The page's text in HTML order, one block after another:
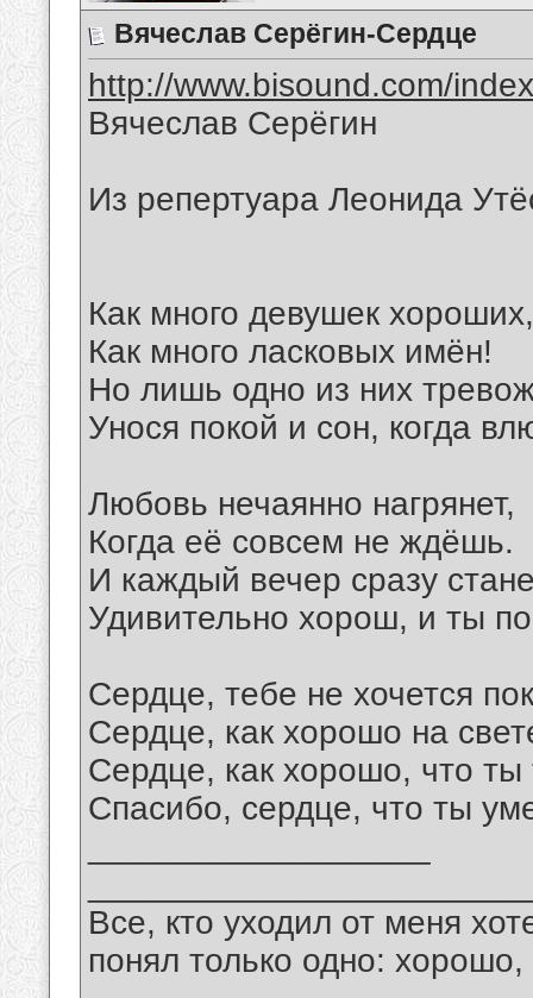
Вячеслав Серёгин-Сердце
http://www.bisound.com/
Вячеслав Серёгин
Из репертуара Леонида
Как много девушек хороших,
Как много ласковых имён!
Но лишь одно из них
Унося покой и сон, когда
Любовь нечаянно нагрянет,
Когда её совсем не ждёшь.
И каждый вечер сразу
Удивительно хорош, и ты
Сердце, тебе не хочется
Сердце, как хорошо на
Сердце, как хорошо, что ты
Спасибо, сердце, что ты
Все, кто уходил от меня
понял только одно: